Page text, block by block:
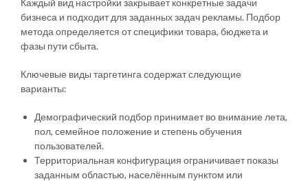
Каждый вид настройки закрывает конкретные задачи
бизнеса и подходит для заданных задач рекламы. Подбор
метода определяется от специфики товара, бюджета и
фазы пути сбыта.
Ключевые виды таргетинга содержат следующие
варианты:
Демографический подбор принимает во внимание лета,
пол, семейное положение и степень обучения
пользователей.
Территориальная конфигурация ограничивает показы
заданным областью, населённым пунктом или